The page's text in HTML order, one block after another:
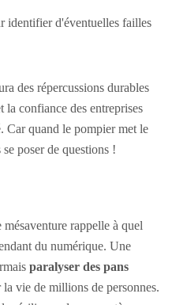
identifier d'éventuelles failles
des répercussions durables
confiance des entreprises
Car quand le pompier met le
poser de questions !
rappelle à quel
du numérique. Une
paralyser des pans
la vie de millions de personnes.